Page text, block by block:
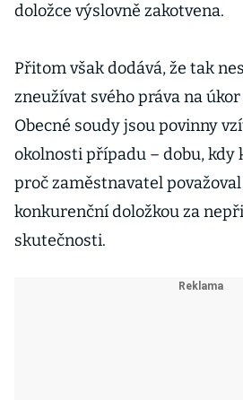
doložce výslovně zakotvena.
Přitom však dodává, že tak
zneužívat svého práva na
Obecné soudy jsou povinny
okolnosti případu – dobu, kdy
proč zaměstnavatel
konkurenční doložkou za
skutečnosti.